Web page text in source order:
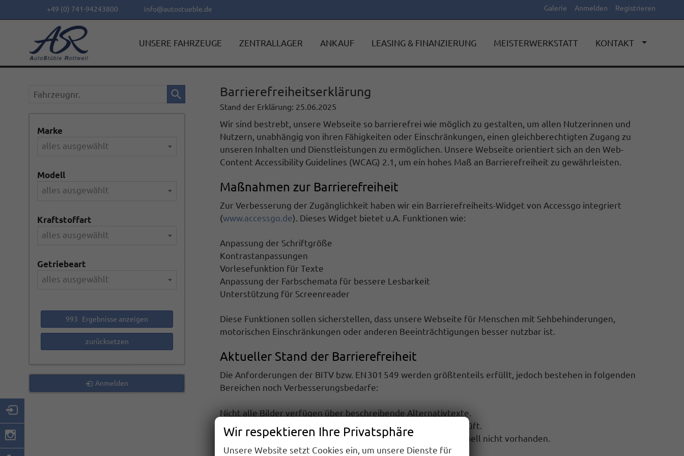
+49 (0) 741-94243800 info@autostueble.de Galerie Anmelden Registrieren
UNSERE FAHRZEUGE ZENTRALLAGER ANKAUF LEASING & FINANZIERUNG MEISTERWERKSTATT KONTAKT
Barrierefreiheitserklärung
Stand der Erklärung: 25.06.2025
Wir sind bestrebt, unsere Webseite so barrierefrei wie möglich zu gestalten, um allen Nutzerinnen und
Nutzern, unabhängig von ihren Fähigkeiten oder Einschränkungen, einen gleichberechtigten Zugang zu
unseren Inhalten und Dienstleistungen zu ermöglichen. Unsere Webseite orientiert sich an den Web-
Content Accessibility Guidelines (WCAG) 2.1, um ein hohes Maß an Barrierefreiheit zu gewährleisten.
Maßnahmen zur Barrierefreiheit
Zur Verbesserung der Zugänglichkeit haben wir ein Barrierefreiheits-Widget von Accessgo integriert
(www.accessgo.de). Dieses Widget bietet u.A. Funktionen wie:
Anpassung der Schriftgröße
Kontrastanpassungen
Vorlesefunktion für Texte
Anpassung der Farbschemata für bessere Lesbarkeit
Unterstützung für Screenreader
Diese Funktionen sollen sicherstellen, dass unsere Webseite für Menschen mit Sehbehinderungen,
motorischen Einschränkungen oder anderen Beeinträchtigungen besser nutzbar ist.
Aktueller Stand der Barrierefreiheit
Die Anforderungen der BITV bzw. EN 301 549 werden größtenteils erfüllt, jedoch bestehen in folgenden
Bereichen noch Verbesserungsbedarfe:
Nicht alle Bilder verfügen über beschreibende Alternativtexte.
Die vollständige Tastaturbedienbarkeit wurde noch nicht geprüft.
Eine Version in leichter Sprache oder Gebärdensprache ist aktuell nicht vorhanden.
Fahrzeugnr.
Marke
alles ausgewählt
Modell
alles ausgewählt
Kraftstoffart
alles ausgewählt
Getriebeart
alles ausgewählt
993 Ergebnisse anzeigen
zurücksetzen
Anmelden
Wir respektieren Ihre Privatsphäre
Unsere Website setzt Cookies ein, um unsere Dienste für